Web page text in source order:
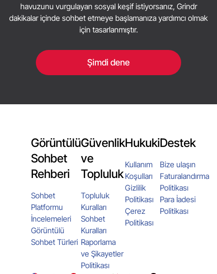
havuzunu vurgulayan sosyal keşif istiyorsanız, Grindr
dakikalar içinde sohbet etmeye başlamanıza yardımcı olmak
için tasarlanmıştır.
Şimdi dene
Görüntülü
Sohbet
Rehberi
Sohbet
Platformu
İncelemeleri
Görüntülü
Sohbet Türleri
Güvenlik
ve
Topluluk
Topluluk
Kuralları
Sohbet
Kuralları
Raporlama
ve Şikayetler
Politikası
Hukuki
Kullanım
Koşulları
Gizlilik
Politikası
Çerez
Politikası
Destek
Bize ulaşın
Faturalandırma
Politikası
Para İadesi
Politikası